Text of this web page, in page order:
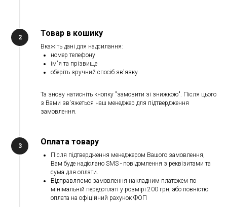
Товар в кошику
Вкажіть дані для надсилання:
номер телефону
ім'я та прізвище
оберіть зручний спосіб зв'язку
Та знову натисніть кнопку "замовити зі знижкою". Після цього
з Вами зв'яжеться наш менеджер для підтвердження
замовлення.
Оплата товару
Після підтвердження менеджером Вашого замовлення,
Вам буде надіслано SMS - повідомлення з реквізитами та
сума для оплати.
Відправляємо замовлення накладним платежем по
мінімальній передоплаті у розмірі 200 грн, або повністю
оплата на офіційний рахунок ФОП